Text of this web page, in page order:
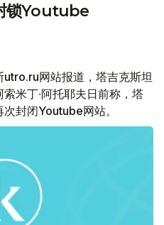
锁Youtube
网站报道，塔吉克斯坦
米丁∙阿托耶夫日前称，塔
封闭Youtube网站。